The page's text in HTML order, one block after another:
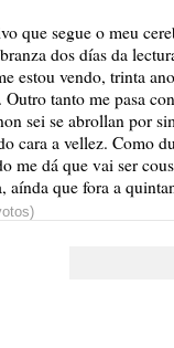
que segue o meu
dos días da
estou vendo, trinta
tanto me pasa
sei se abrollan por
cara a vellez. Como
me dá que vai ser
que fora a